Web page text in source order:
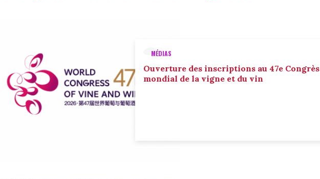
MÉDIAS
Ouverture des inscriptions au 47e Congrès
mondial de la vigne et du vin